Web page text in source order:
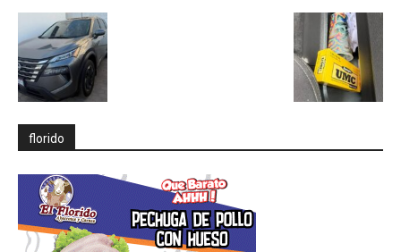
florido